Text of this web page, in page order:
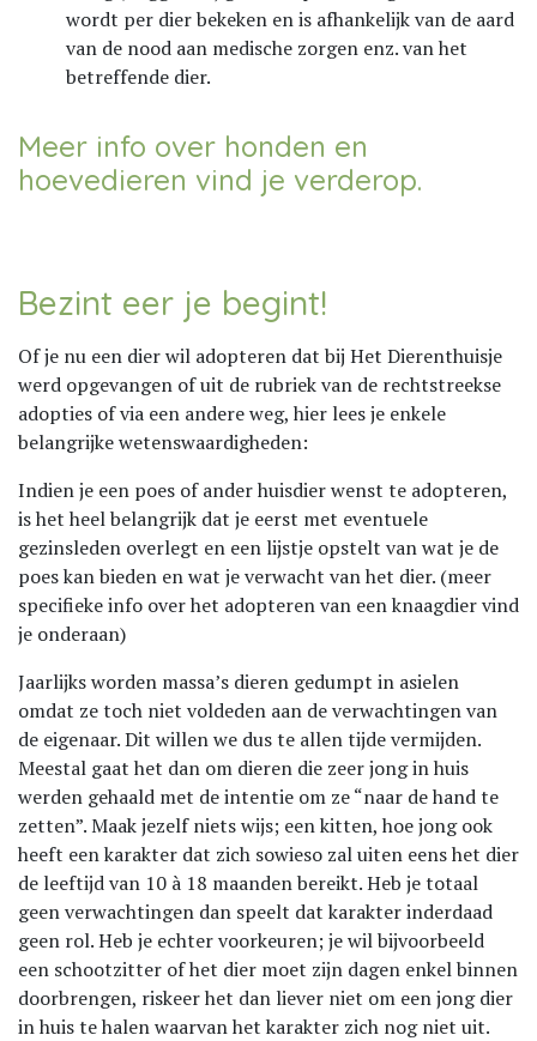
wordt per dier bekeken en is afhankelijk van de aard
van de nood aan medische zorgen enz. van het
betreffende dier.
Meer info over honden en
hoevedieren vind je verderop.
Bezint eer je begint!
Of je nu een dier wil adopteren dat bij Het Dierenthuisje
werd opgevangen of uit de rubriek van de rechtstreekse
adopties of via een andere weg, hier lees je enkele
belangrijke wetenswaardigheden:
Indien je een poes of ander huisdier wenst te adopteren,
is het heel belangrijk dat je eerst met eventuele
gezinsleden overlegt en een lijstje opstelt van wat je de
poes kan bieden en wat je verwacht van het dier. (meer
specifieke info over het adopteren van een knaagdier vind
je onderaan)
Jaarlijks worden massa’s dieren gedumpt in asielen
omdat ze toch niet voldeden aan de verwachtingen van
de eigenaar. Dit willen we dus te allen tijde vermijden.
Meestal gaat het dan om dieren die zeer jong in huis
werden gehaald met de intentie om ze “naar de hand te
zetten”. Maak jezelf niets wijs; een kitten, hoe jong ook
heeft een karakter dat zich sowieso zal uiten eens het dier
de leeftijd van 10 à 18 maanden bereikt. Heb je totaal
geen verwachtingen dan speelt dat karakter inderdaad
geen rol. Heb je echter voorkeuren; je wil bijvoorbeeld
een schootzitter of het dier moet zijn dagen enkel binnen
doorbrengen, riskeer het dan liever niet om een jong dier
in huis te halen waarvan het karakter zich nog niet uit.